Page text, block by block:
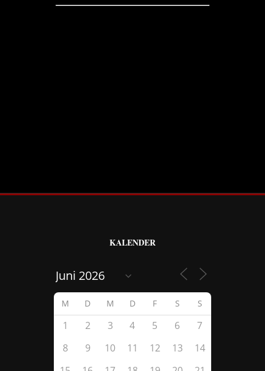
KALENDER
M D M D F S S
1 2 3 4 5 6
7
8
9 10 11 12 13
14